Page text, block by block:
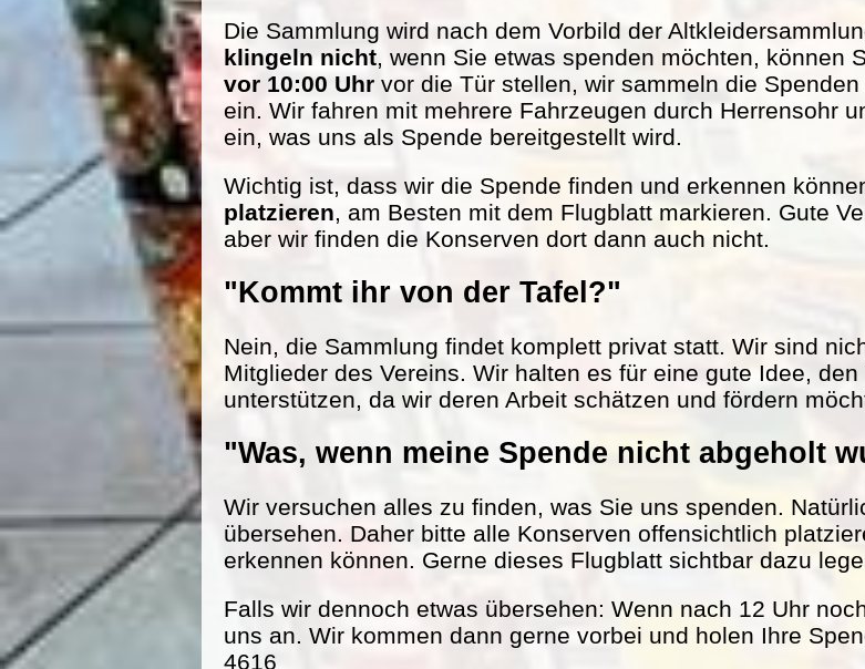
Die Sammlung wird nach dem Vorbild der
klingeln nicht , wenn Sie etwas spenden möchten, können
vor 10:00 Uhr vor die Tür stellen, wir sammeln die
ein. Wir fahren mit mehrere Fahrzeugen durch Herrensohr
ein, was uns als Spende bereitgestellt wird.
Wichtig ist, dass wir die Spende finden und erkennen
platzieren, am Besten mit dem Flugblatt markieren. Gute
aber wir finden die Konserven dort dann auch nicht.
"Kommt ihr von der Tafel?"
Nein, die Sammlung findet komplett privat statt. Wir sind
Mitglieder des Vereins. Wir halten es für eine gute Idee,
unterstützen, da wir deren Arbeit schätzen und fördern
"Was, wenn meine Spende nicht abgeholt
Wir versuchen alles zu finden, was Sie uns spenden.
übersehen. Daher bitte alle Konserven offensichtlich
erkennen können. Gerne dieses Flugblatt sichtbar dazu
Falls wir dennoch etwas übersehen: Wenn nach 12 Uhr
uns an. Wir kommen dann gerne vorbei und holen Ihre
4616